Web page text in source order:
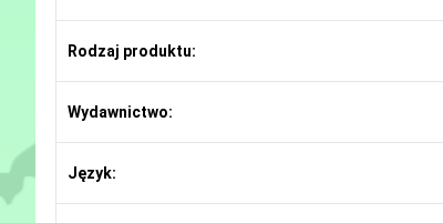
Rodzaj produktu:
Wydawnictwo:
Język: